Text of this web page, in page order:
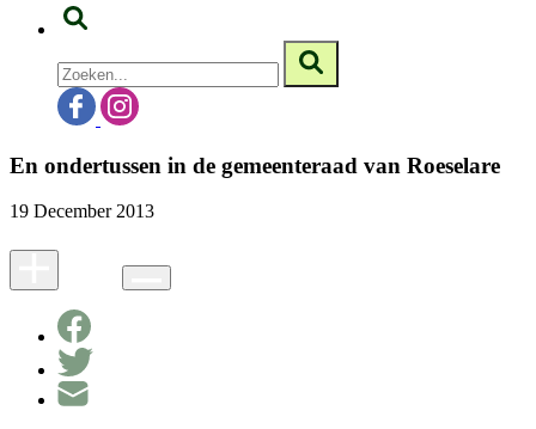
En ondertussen in de gemeenteraad van Roeselare
19 December 2013